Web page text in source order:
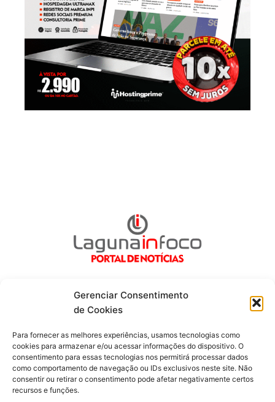
Gerenciar Consentimento
de Cookies
Para fornecer as melhores experiências, usamos tecnologias como
cookies para armazenar e/ou acessar informações do dispositivo. O
consentimento para essas tecnologias nos permitirá processar dados
como comportamento de navegação ou IDs exclusivos neste site. Não
consentir ou retirar o consentimento pode afetar negativamente certos
recursos e funções.
Siga-nos